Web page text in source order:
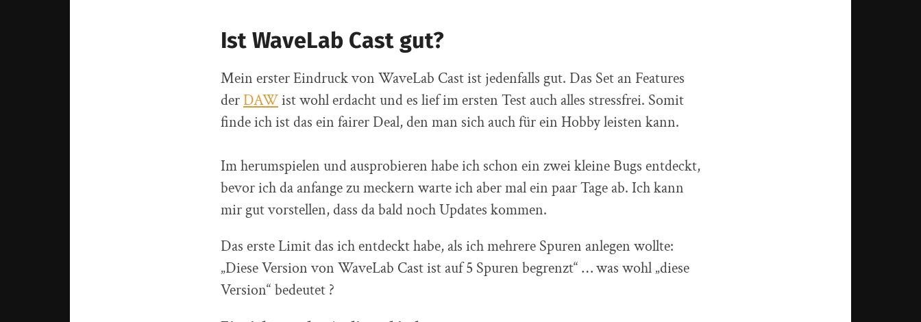
Ist WaveLab Cast gut?
Mein erster Eindruck von WaveLab Cast ist jedenfalls gut. Das Set an Features
derDAWist wohl erdacht und es lief im ersten Test auch alles stressfrei. Somit
finde ich ist das ein fairer Deal, den man sich auch für ein Hobby leisten kann.
Im herumspielen und ausprobieren habe ich schon ein zwei kleine Bugs entdeckt,
bevor ich da anfange zu meckern warte ich aber mal ein paar Tage ab. Ich kann
mir gut vorstellen, dass da bald noch Updates kommen.
Das erste Limit das ich entdeckt habe, als ich mehrere Spuren anlegen wollte:
„Diese Version von WaveLab Cast ist auf 5 Spuren begrenzt“ … was wohl „diese
Version“ bedeutet ?